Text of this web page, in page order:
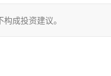
成投资建议。